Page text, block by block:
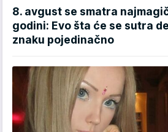
8. avgust se smatra
godini: Evo šta će se sutra
znaku pojedinačno